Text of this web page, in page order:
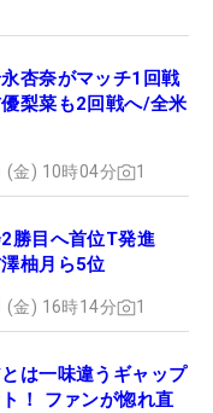
杏奈がマッチ1回戦
梨菜も2回戦へ/全米
(金) 10時04分 1
勝目へ首位T発進
柚月ら5位
(金) 16時14分 1
は一味違うギャップ
！ ファンが惚れ直